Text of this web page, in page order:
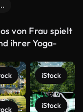
von Frau spielt
ihrer Yoga-
iStock
iStock